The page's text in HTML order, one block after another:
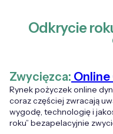
Odkrycie
Zwycięzca:
Rynek pożyczek online
coraz częściej zwracają
wygodę, technologię i
roku” bezapelacyjnie